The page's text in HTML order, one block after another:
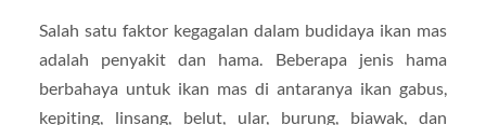
Salah satu faktor kegagalan dalam budidaya ikan mas
adalah penyakit dan hama. Beberapa jenis hama
berbahaya untuk ikan mas di antaranya ikan gabus,
kepiting, linsang, belut, ular, burung, biawak, dan